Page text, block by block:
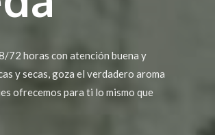
72 horas con atención buena y
y secas, goza el verdadero aroma
ofrecemos para ti lo mismo que